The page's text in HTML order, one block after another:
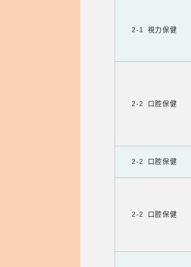
2-1 視力保健
2-2 口腔保健
2-2 口腔保健
2-2 口腔保健